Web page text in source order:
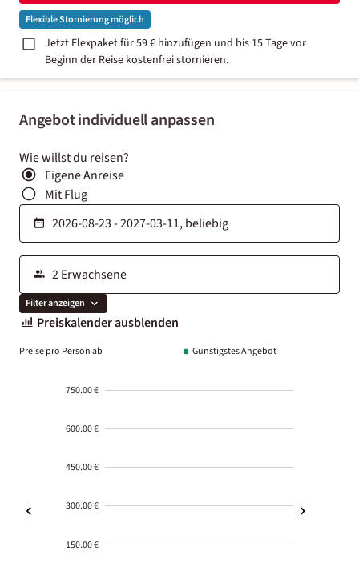
Angebot individuell anpassen
Wie willst du reisen?
Eigene Anreise
Mit Flug
Filter anzeigen
Preiskalender ausblenden
Preise pro Person ab Günstigstes Angebot
750.00 €
600.00 €
450.00 €
300.00 €
150.00 €
Flexible Stornierung möglich
Jetzt Flexpaket für 59 € hinzufügen und bis 15 Tage vor
Beginn der Reise kostenfrei stornieren.